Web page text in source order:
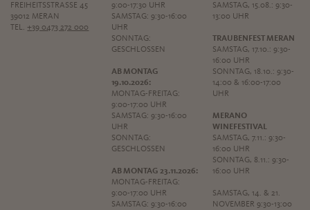
FREIHEITSSTRASSE 45
39012 MERAN
TEL.+39 0473 272 000
9:00-17:30 UHR
SAMSTAG: 9:30-16:00
UHR
SONNTAG:
GESCHLOSSEN
AB MONTAG
19.10.2026:
MONTAG-FREITAG:
9:00-17:00 UHR
SAMSTAG: 9:30-16:00
UHR
SONNTAG:
GESCHLOSSEN
AB MONTAG 23.11.2026:
MONTAG-FREITAG:
9:00-17:00 UHR
SAMSTAG: 9:30-16:00
SAMSTAG, 15.08.: 9:30-
13:00 UHR
TRAUBENFEST MERAN
SAMSTAG, 17.10.: 9:30-
16:00 UHR
SONNTAG, 18.10.: 9:30-
14:00 & 16:00-17:00
UHR
MERANO
WINEFESTIVAL
SAMSTAG, 7.11.: 9:30-
16:00 UHR
SONNTAG, 8.11.: 9:30-
16:00 UHR
SAMSTAG, 14. & 21.
NOVEMBER 9:30-13:00